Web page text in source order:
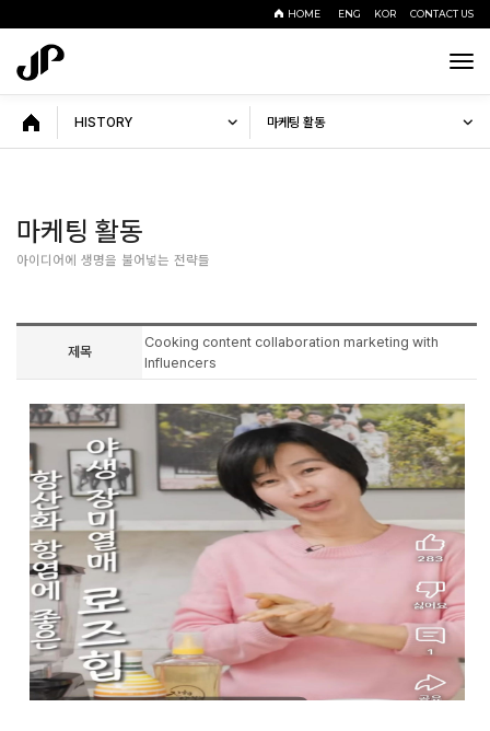
HOME ENG KOR CONTACT US
HISTORY 마케팅 활동
마케팅 활동
아이디어에 생명을 불어넣는 전략들
제목
Cooking content collaboration marketing with
Influencers